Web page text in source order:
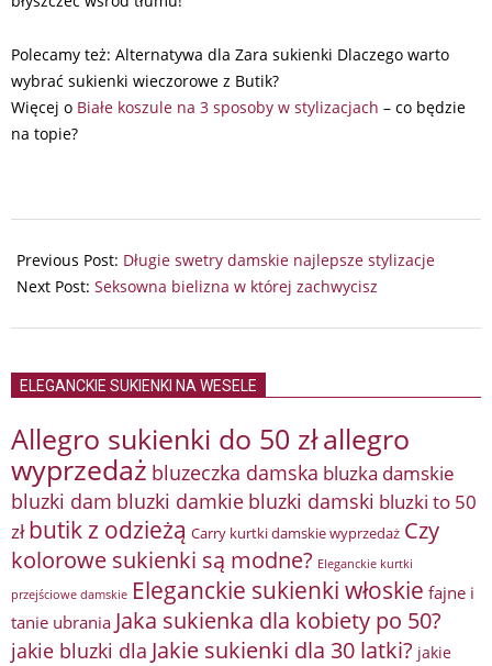
Polecamy też: Alternatywa dla Zara sukienki Dlaczego warto
wybrać sukienki wieczorowe z Butik?
Więcej o Białe koszule na 3 sposoby w stylizacjach – co będzie
na topie?
06-
04
Previous Post: Długie swetry damskie najlepsze stylizacje
Next Post: Seksowna bielizna w której zachwycisz
ELEGANCKIE SUKIENKI NA WESELE
Allegro sukienki do 50 złallegro
wyprzedaż bluzeczka damska bluzka damskie
bluzki dam bluzki damkie bluzki damski bluzki to 50
zł butik z odzieżą Carry kurtki damskie wyprzedaż Czy
kolorowe sukienki są modne? Eleganckie kurtki
przejściowe damskie Eleganckie sukienki włoskie fajne i
tanie ubrania Jaka sukienka dla kobiety po 50?
jakie bluzki dla Jakie sukienki dla 30 latki? jakie